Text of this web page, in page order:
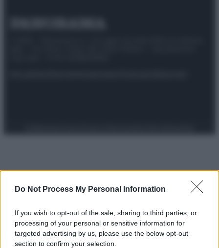
Do Not Process My Personal Information
If you wish to opt-out of the sale, sharing to third parties, or
processing of your personal or sensitive information for
targeted advertising by us, please use the below opt-out
section to confirm your selection.